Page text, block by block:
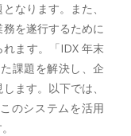
なります。また、
を遂行するために
ます。「IDX 年末
課題を解決し、企
ます。以下では、
のシステムを活用